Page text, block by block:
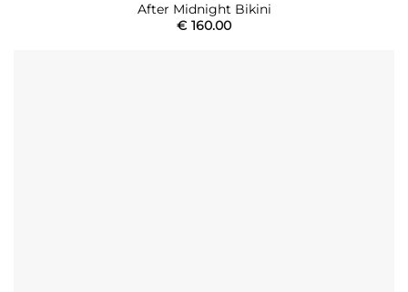
After Midnight Bikini
€ 160.00